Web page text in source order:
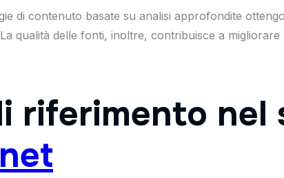
di contenuto basate su analisi approfondite
qualità delle fonti, inoltre, contribuisce a migliorare
riferimento nel